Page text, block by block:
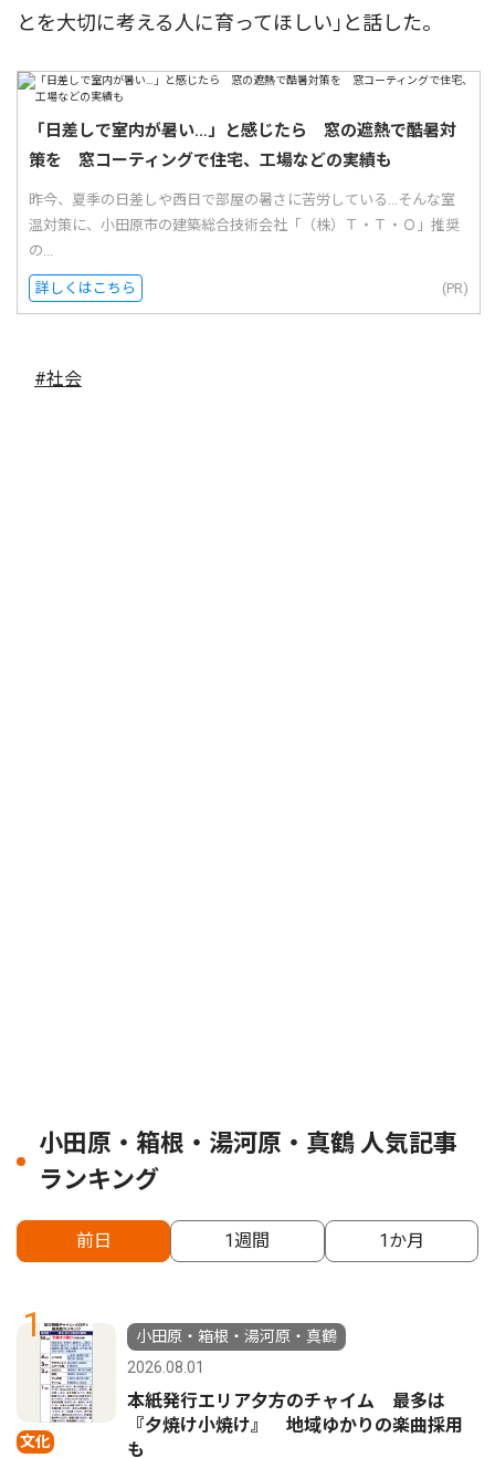
とを大切に考える人に育ってほしい｣と話した。
「日差しで室内が暑い…」と感じたら 窓の遮熱で酷暑対
策を 窓コーティングで住宅、工場などの実績も
昨今、夏季の日差しや西日で部屋の暑さに苦労している...そんな室
温対策に、小田原市の建築総合技術会社「（株）Ｔ・Ｔ・Ｏ」推奨
の...
詳しくはこちら (PR)
#社会
小田原・箱根・湯河原・真鶴 人気記事
ランキング
前日 1週間 1か月
1
文化
小田原・箱根・湯河原・真鶴
2026.08.01
本紙発行エリア夕方のチャイム 最多は
『夕焼け小焼け』 地域ゆかりの楽曲採用
も